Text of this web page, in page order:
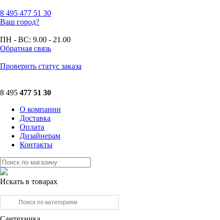
8 495 477 51 30
Ваш город?
ПН - ВС: 9.00 - 21.00
Обратная связь
Проверить статус заказа
8 495 477 51 30
О компании
Доставка
Оплата
Дизайнерам
Контакты
Искать в товарах